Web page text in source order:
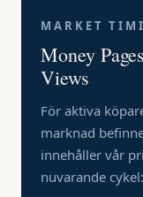
MARKET
Money
Views
För aktiva
marknad
innehåller vår
nuvarande cykel: